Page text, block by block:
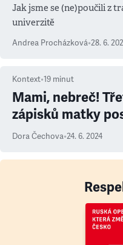
Jak jsme se (ne)poučili z
univerzitě
Andrea Procházková•28. 6.
Kontext•19 minut
Mami, nebreč!
zápisků matky
Dora Čechova•24. 6. 2024